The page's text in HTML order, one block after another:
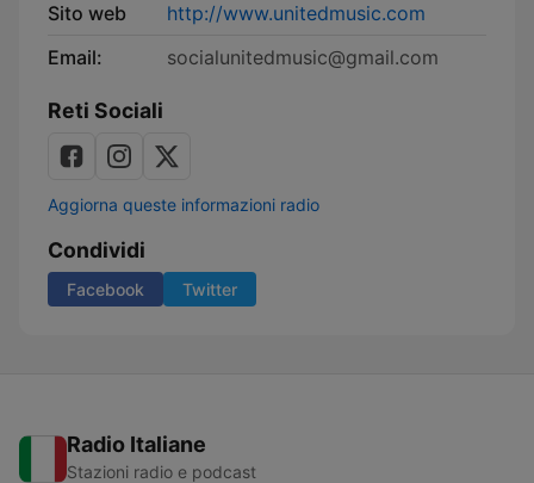
Sito web
http://www.unitedmusic.com
Email:
socialunitedmusic@gmail.com
Reti Sociali
Aggiorna queste informazioni radio
Condividi
Facebook Twitter
Radio Italiane
Stazioni radio e podcast